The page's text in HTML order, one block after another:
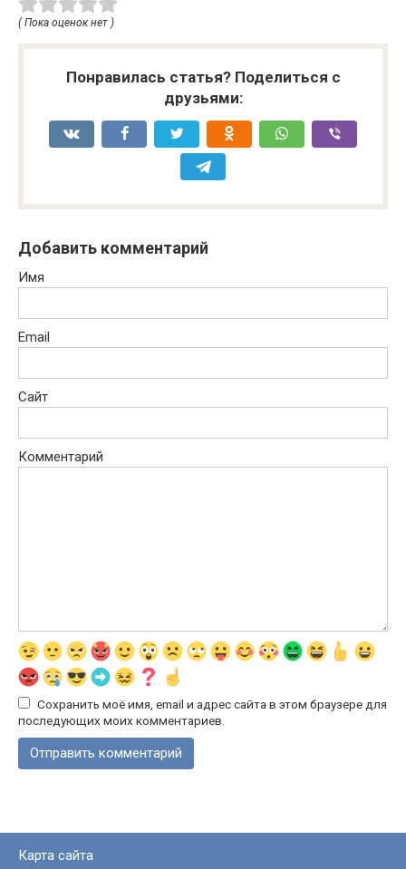
( Пока оценок нет )
Понравилась статья? Поделиться с
друзьями:
Добавить комментарий
Имя
Email
Сайт
Комментарий
Сохранить моё имя, email и адрес сайта в этом браузере для
последующих моих комментариев.
Карта сайта